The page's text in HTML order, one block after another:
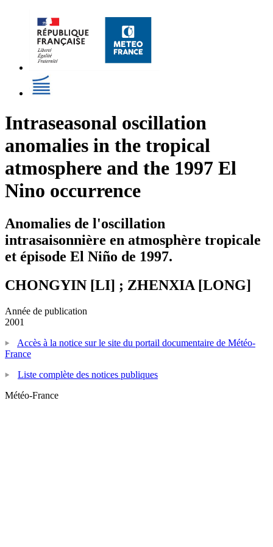
Intraseasonal oscillation
anomalies in the tropical
atmosphere and the 1997 El
Nino occurrence
Anomalies de l'oscillation
intrasaisonnière en atmosphère tropicale
et épisode El Niño de 1997.
CHONGYIN [LI] ; ZHENXIA [LONG]
Année de publication
2001
Accès à la notice sur le site du portail documentaire de Météo-
France
Liste complète des notices publiques
Météo-France